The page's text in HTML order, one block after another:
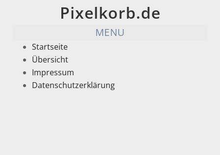
Pixelkorb.de
MENU
Startseite
Übersicht
Impressum
Datenschutzerklärung